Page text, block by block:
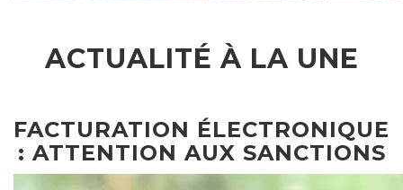
ACTUALITÉ À LA UNE
FACTURATION ÉLECTRONIQUE
: ATTENTION AUX SANCTIONS